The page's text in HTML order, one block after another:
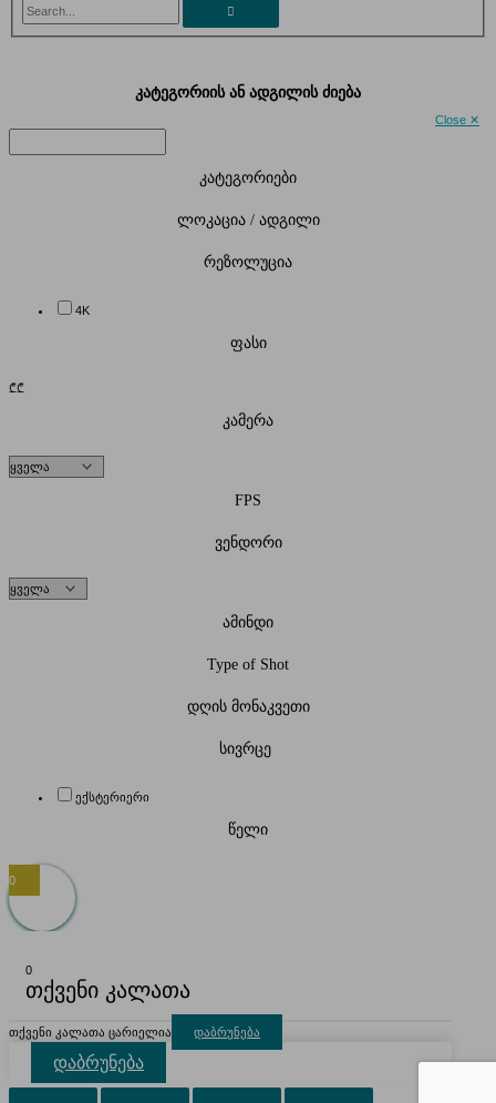
Close ✕
კატეგორიის ან ადგილის ძიება
კატეგორიები
ლოკაცია / ადგილი
რეზოლუცია
4K
ფასი
₾₾
კამერა
FPS
ვენდორი
ამინდი
Type of Shot
დღის მონაკვეთი
სივრცე
ექსტერიერი
წელი
0
0
თქვენი კალათა
თქვენი კალათა ცარიელია დაბრუნება
დაბრუნება